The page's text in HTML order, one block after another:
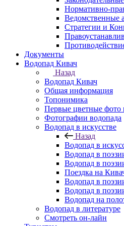
Нормативно-
Ведомственные
Стратегии и
Документы
Водопад Кивач
Назад
Водопад Кивач
Общая информация
Топонимика
Первые цветные фото
Фотографии водопада
Водопад в искусстве
Назад
Водопад в
Водопад в
Водопад в
Поездка на
Водопад в
Водопад в
Водопад на
Водопад в литературе
Смотреть он-лайн